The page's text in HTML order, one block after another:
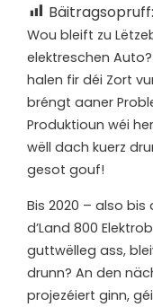
Bäitragsopruff:
Wou bleift zu
elektreschen
halen fir déi Zort
bréngt aaner
Produktioun wéi
wëll dach kuerz
gesot gouf!
Bis 2020 – also
d’Land 800
guttwëlleg ass,
drunn? An den
projezéiert ginn,